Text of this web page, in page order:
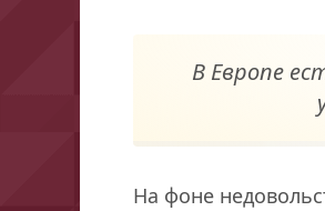
В Европе
На фоне